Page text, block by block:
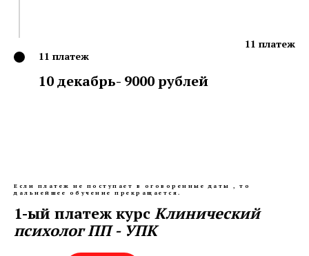
11 платеж
11 платеж
10 декабрь- 9000 рублей
Если платеж не поступает в оговоренные даты , то
дальнейшее обучение прекращается.
1-ый платеж курс Клинический
психолог ПП - УПК